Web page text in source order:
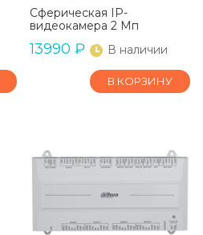
Сферическая IP-
видеокамера 2 Мп
13990 ₽ В наличии
В КОРЗИНУ